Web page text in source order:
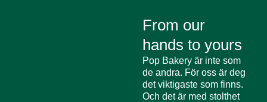
From our
hands to yours
Pop Bakery är inte som
de andra. För oss är deg
det viktigaste som finns.
Och det är med stolthet